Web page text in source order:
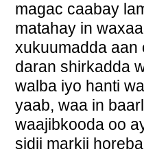
magac caabay
matahay in
xukuumadda aan
daran shirkadda
walba iyo hanti
yaab, waa in
waajibkooda oo
sidii markii